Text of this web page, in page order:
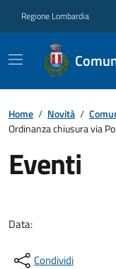
Regione Lombardia
Home / Novità /
Ordinanza chiusura via
Eventi
Data:
Condividi